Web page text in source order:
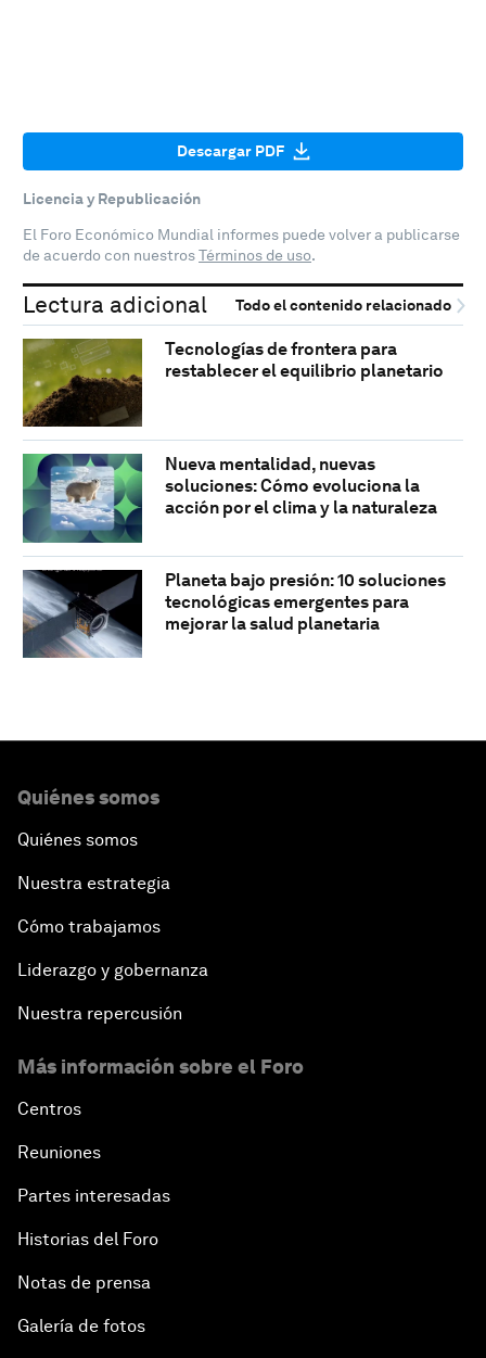
Descargar PDF
Licencia y Republicación
El Foro Económico Mundial informes puede volver a publicarse
de acuerdo con nuestrosTérminos de uso.
Lectura adicional Todo el contenido relacionado
Tecnologías de frontera para
restablecer el equilibrio planetario
Nueva mentalidad, nuevas
soluciones: Cómo evoluciona la
acción por el clima y la naturaleza
Planeta bajo presión: 10 soluciones
tecnológicas emergentes para
mejorar la salud planetaria
Quiénes somos
Quiénes somos
Nuestra estrategia
Cómo trabajamos
Liderazgo y gobernanza
Nuestra repercusión
Más información sobre el Foro
Centros
Reuniones
Partes interesadas
Historias del Foro
Notas de prensa
Galería de fotos